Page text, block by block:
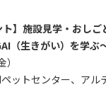
ト】施設見学・おし
（生きがい）を学ぶ～
ットセンター、アル